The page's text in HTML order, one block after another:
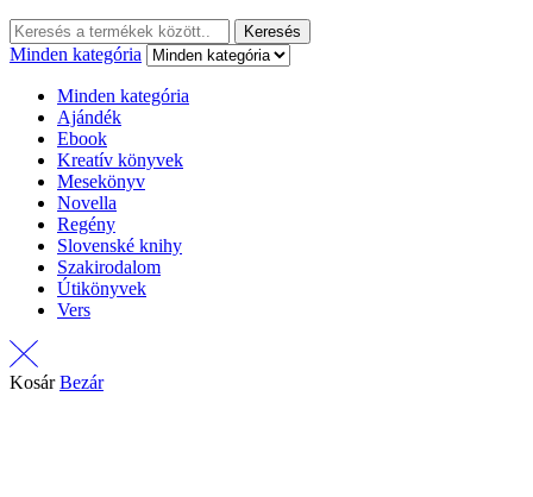
Keresés:
Keresés
Minden kategória
Minden kategória
Ajándék
Ebook
Kreatív könyvek
Mesekönyv
Novella
Regény
Slovenské knihy
Szakirodalom
Útikönyvek
Vers
Kosár Bezár